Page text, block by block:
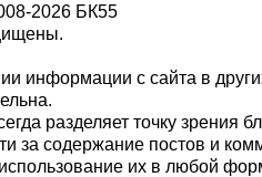
2026 БК55
информации с сайта в
разделяет точку зрения
за содержание постов и
их в любой